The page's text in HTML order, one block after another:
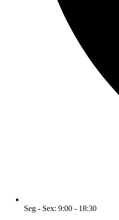
Seg - Sex: 9:00 - 18:30